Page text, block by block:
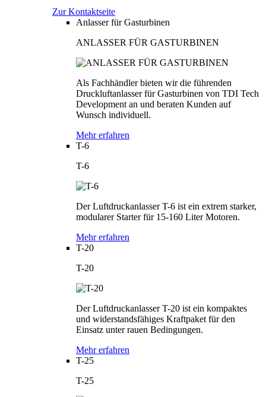
Zur Kontaktseite
Anlasser für Gasturbinen
ANLASSER FÜR GASTURBINEN
Als Fachhändler bieten wir die führenden
Druckluftanlasser für Gasturbinen von TDI Tech
Development an und beraten Kunden auf
Wunsch individuell.
Mehr erfahren
T-6
T-6
Der Luftdruckanlasser T-6 ist ein extrem starker,
modularer Starter für 15-160 Liter Motoren.
Mehr erfahren
T-20
T-20
Der Luftdruckanlasser T-20 ist ein kompaktes
und widerstandsfähiges Kraftpaket für den
Einsatz unter rauen Bedingungen.
Mehr erfahren
T-25
T-25